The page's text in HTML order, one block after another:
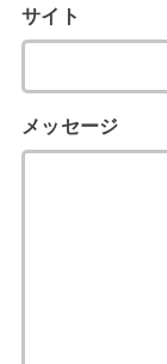
サイト
メッセージ